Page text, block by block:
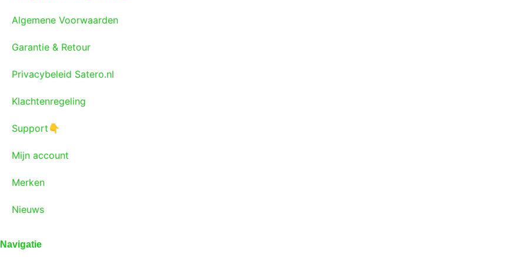
Algemene Voorwaarden
Garantie & Retour
Privacybeleid Satero.nl
Klachtenregeling
Support👇
Mijn account
Merken
Nieuws
Navigatie